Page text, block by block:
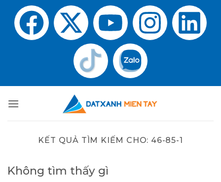
KẾT QUẢ TÌM KIẾM CHO: 46-85-1
Không tìm thấy gì